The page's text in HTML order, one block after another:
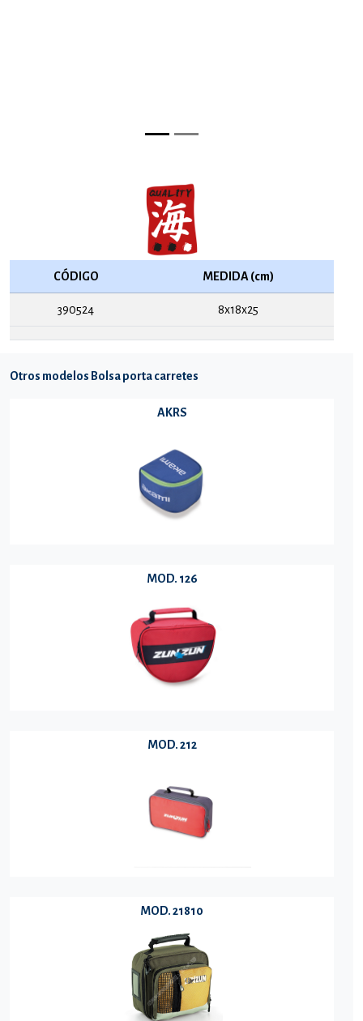
CÓDIGO MEDIDA (cm)
390524 8x18x25
Otros modelos Bolsa porta carretes
AKRS
MOD. 126
MOD. 212
MOD. 21810